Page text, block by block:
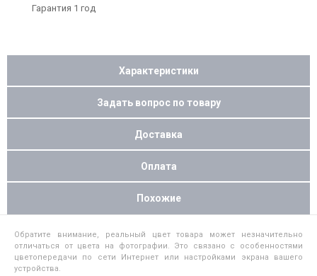
Гарантия 1 год
Характеристики
Задать вопрос по товару
Доставка
Оплата
Похожие
Обратите внимание, реальный цвет товара может незначительно
отличаться от цвета на фотографии. Это связано с особенностями
цветопередачи по сети Интернет или настройками экрана вашего
устройства.